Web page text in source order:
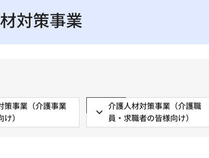
対策事業
策事業（介護事業
）
介護人材対策事業（介護職
員・求職者の皆様向け）